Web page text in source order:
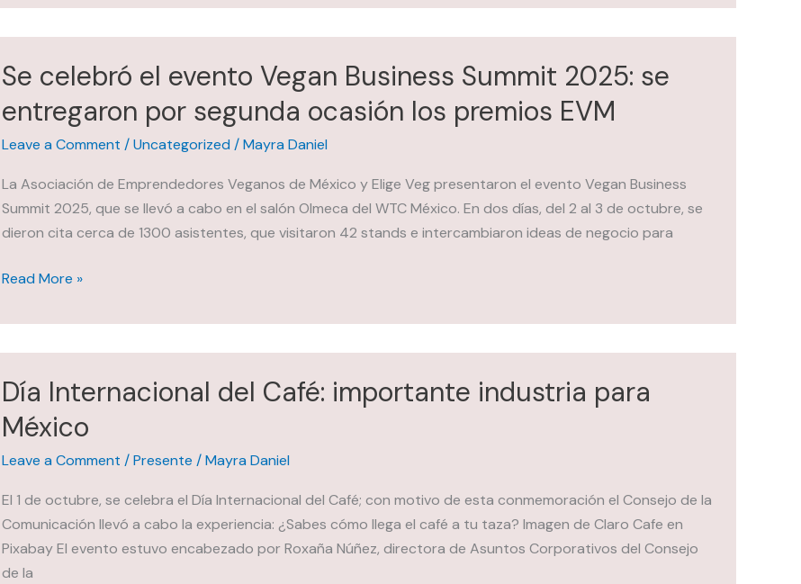
el
Gobierno
Delicias
anuncian
Se celebró el evento Vegan Business Summit 2025: se
entregaron por segunda ocasión los premios EVM
Leave a Comment /Uncategorized /Mayra Daniel
La Asociación de Emprendedores Veganos de México y Elige Veg presentaron el evento Vegan Business
Summit 2025, que se llevó a cabo en el salón Olmeca del WTC México. En dos días, del 2 al 3 de octubre, se
dieron cita cerca de 1300 asistentes, que visitaron 42 stands e intercambiaron ideas de negocio para
Se
el
evento
Business
Summit
entregaron
por
segunda
ocasión
Read More »
Día Internacional del Café: importante industria para
México
Leave a Comment /Presente /Mayra Daniel
El 1 de octubre, se celebra el Día Internacional del Café; con motivo de esta conmemoración el Consejo de la
Comunicación llevó a cabo la experiencia: ¿Sabes cómo llega el café a tu taza? Imagen de Claro Cafe en
Pixabay El evento estuvo encabezado por Roxaña Núñez, directora de Asuntos Corporativos del Consejo
de la